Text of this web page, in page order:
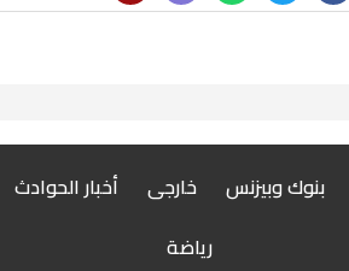
بنوك وبيزنس خارجى أخبار الحوادث
رياضة